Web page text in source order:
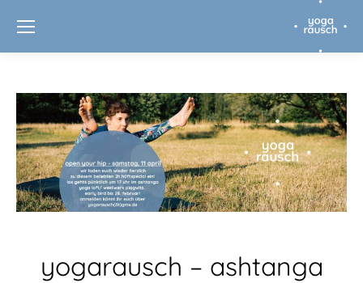
yogarausch – ashtanga